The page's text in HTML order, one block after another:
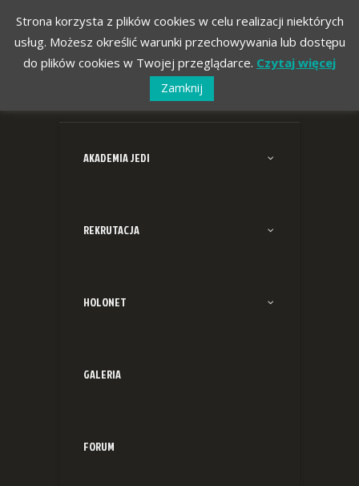
AKADEMIA JEDI
REKRUTACJA
HOLONET
GALERIA
FORUM
Strona korzysta z plików cookies w celu realizacji niektórych
usług. Możesz określić warunki przechowywania lub dostępu
do plików cookies w Twojej przeglądarce. Czytaj więcej
Zamknij